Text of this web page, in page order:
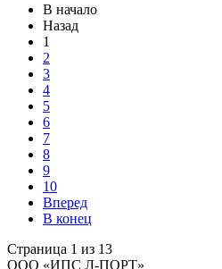
В начало
Назад
1
2
3
4
5
6
7
8
9
10
Вперед
В конец
Страница 1 из 13
ООО «ИПС Л-ПОРТ»